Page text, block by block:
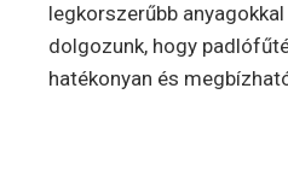
legkorszerűbb
dolgozunk, hogy
hatékonyan és